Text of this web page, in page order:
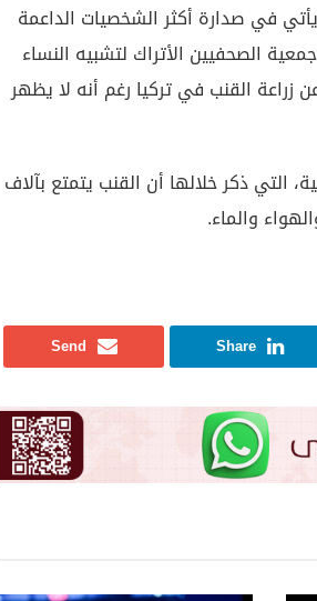
في صدارة أكثر الشخصيات الداعمة
الصحفيين الأتراك لتشبيه النساء
زراعة القنب في تركيا رغم أنه لا يظهر
التي ذكر خلالها أن القنب يتمتع بآلاف
والماء.
Share
Send